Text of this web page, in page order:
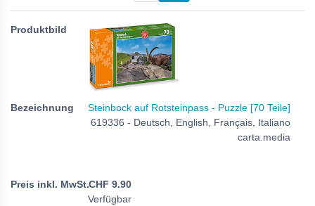
Steinbock auf Rotsteinpass - Puzzle [70 Teile]
619336 - Deutsch, English, Français, Italiano
carta.media
CHF 9.90
Verfügbar